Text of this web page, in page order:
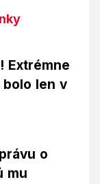
Extrémne
bolo len v
o
mu